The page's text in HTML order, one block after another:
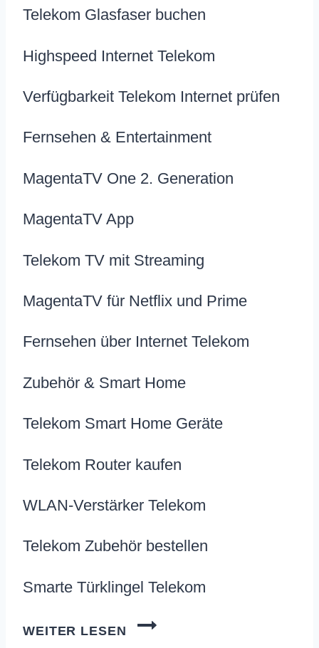
Telekom Glasfaser buchen
Highspeed Internet Telekom
Verfügbarkeit Telekom Internet prüfen
Fernsehen & Entertainment
MagentaTV One 2. Generation
MagentaTV App
Telekom TV mit Streaming
MagentaTV für Netflix und Prime
Fernsehen über Internet Telekom
Zubehör & Smart Home
Telekom Smart Home Geräte
Telekom Router kaufen
WLAN-Verstärker Telekom
Telekom Zubehör bestellen
Smarte Türklingel Telekom
WEITER LESEN
TELEKOM